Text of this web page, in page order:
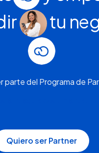
tu
parte del Programa de
Quiero ser Partner